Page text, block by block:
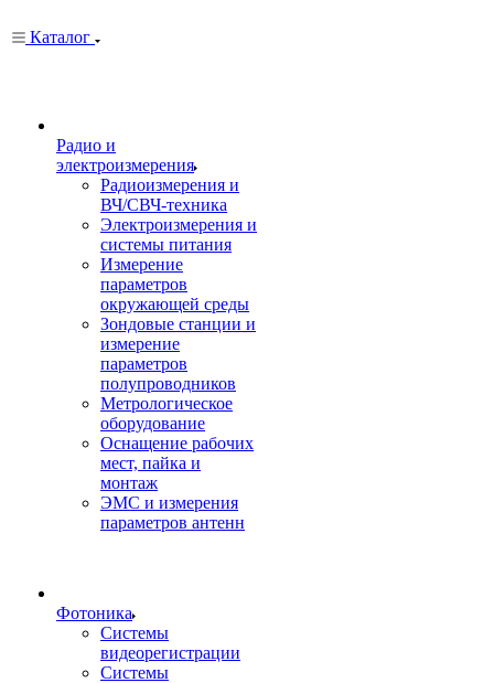
Каталог
Радио и
электроизмерения
Радиоизмерения и
ВЧ/СВЧ-техника
Электроизмерения и
системы питания
Измерение
параметров
окружающей среды
Зондовые станции и
измерение
параметров
полупроводников
Метрологическое
оборудование
Оснащение рабочих
мест, пайка и
монтаж
ЭМС и измерения
параметров антенн
Фотоника
Cистемы
видеорегистрации
Системы